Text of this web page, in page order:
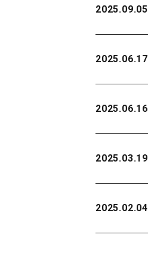
2025.09.05
2025.06.17
2025.06.16
2025.03.19
2025.02.04